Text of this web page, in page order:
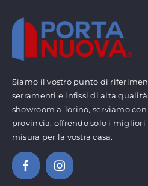
Siamo il vostro punto di
serramenti e infissi di alta
showroom a Torino, serviamo
provincia, offrendo solo i migliori
misura per la vostra casa.